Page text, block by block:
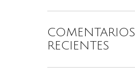
COMENTARIOS
RECIENTES